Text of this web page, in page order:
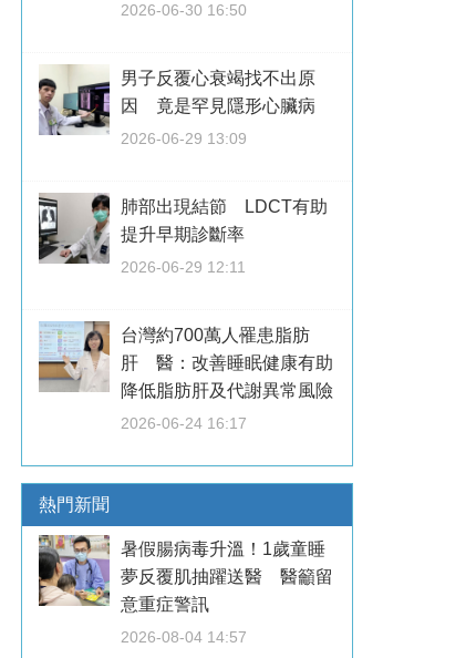
2026-06-30 16:50
男子反覆心衰竭找不出原
因 竟是罕見隱形心臟病
2026-06-29 13:09
肺部出現結節 LDCT有助
提升早期診斷率
2026-06-29 12:11
台灣約700萬人罹患脂肪
肝 醫：改善睡眠健康有助
降低脂肪肝及代謝異常風險
2026-06-24 16:17
熱門新聞
暑假腸病毒升溫！1歲童睡
夢反覆肌抽躍送醫 醫籲留
意重症警訊
2026-08-04 14:57